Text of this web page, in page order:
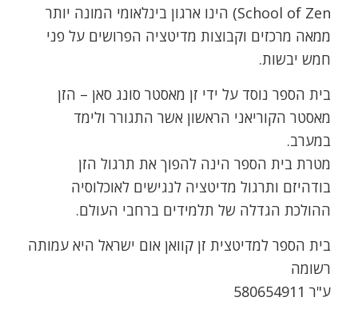
School of Zen) הינו ארגון בינלאומי המונה יותר
ממאה מרכזים וקבוצות מדיטציה הפרושים על פני
חמש יבשות.
בית הספר נוסד על ידי זן מאסטר סונג סאן – הזן
מאסטר הקוריאני הראשון אשר התגורר ולימד
במערב.
מטרת בית הספר הינה להפוך את תרגול הזן
בודהיזם ותרגול מדיטציה לנגישים לאוכלוסיה
ההולכת הגדלה של תלמידים ברחבי העולם.
בית הספר למדיטצית זן קוואן אום ישראל היא עמותה
רשומה
ע"ר 580654911